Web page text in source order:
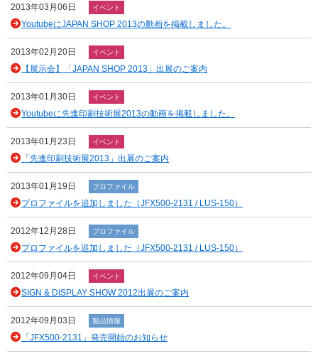
2013年03月06日 イベント
YoutubeにJAPAN SHOP 2013の動画を掲載しました。
2013年02月20日 イベント
【展示会】「JAPAN SHOP 2013」出展のご案内
2013年01月30日 イベント
Youtubeに先進印刷技術展2013の動画を掲載しました。
2013年01月23日 イベント
「先進印刷技術展2013」出展のご案内
2013年01月19日 プロファイル
プロファイルを追加しました（JFX500-2131 / LUS-150）
2012年12月28日 プロファイル
プロファイルを追加しました（JFX500-2131 / LUS-150）
2012年09月04日 イベント
SIGN & DISPLAY SHOW 2012出展のご案内
2012年09月03日 製品情報
「JFX500-2131」発売開始のお知らせ